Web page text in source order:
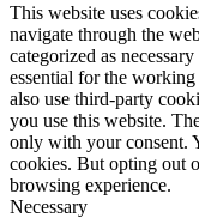
This website uses
navigate through the
categorized as
essential for the
also use third-party
you use this website.
only with your consent.
cookies. But opting out
browsing experience.
Necessary